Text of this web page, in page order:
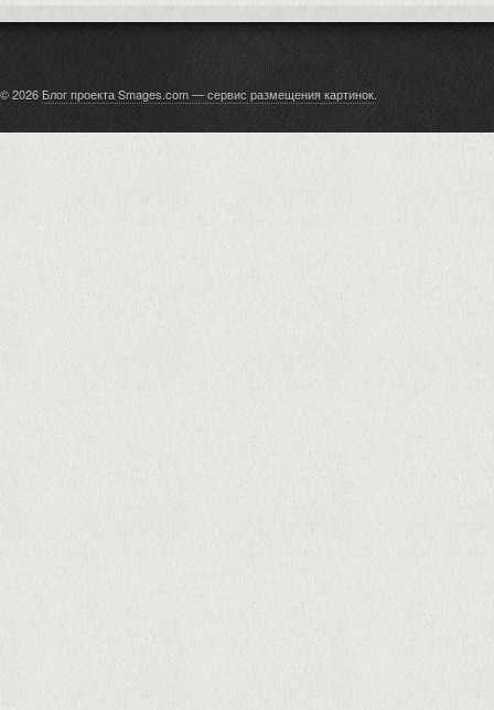
© 2026 Блог проекта Smages.com — сервис размещения картинок.